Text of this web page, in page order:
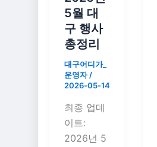
5월 대
구 행사
총정리
대구어디가_
운영자/
2026-05-14
최종 업데
이트:
2026년 5